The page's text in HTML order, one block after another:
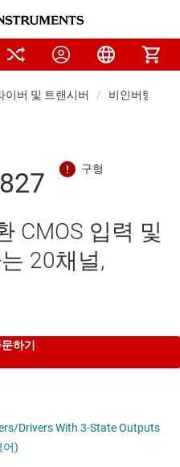
이버 및 트랜시버 비인버팅 버
CMOS 입력 및
20채널,
하기
Drivers With 3-State Outputs
어)